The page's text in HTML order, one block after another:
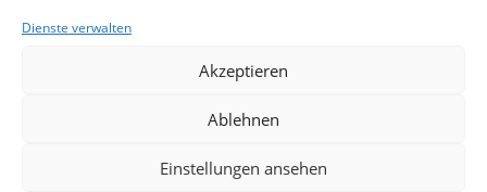
Dienste verwalten
Akzeptieren
Ablehnen
Einstellungen ansehen
Nach dem eigentlichen Schleifen folgt die
wird kontrolliert, ob Innen- und
Außenkante exakt gleich hoch sind. Schon
Schlittschuh in eine Richtung "wegschmiert".